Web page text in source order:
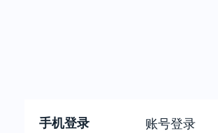
手机登录 账号登录